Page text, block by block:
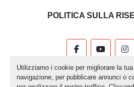
Utilizziamo i cookie per migliorare la
navigazione, per pubblicare annunci o
POLITICA SULLA
facebookyoutube
Machinio Systemsito